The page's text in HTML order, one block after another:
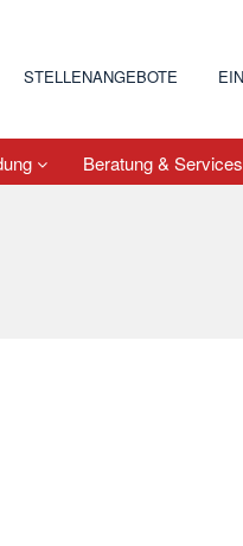
STELLENANGEBOTE
Beratung & Services